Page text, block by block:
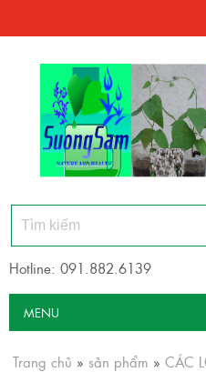
Hotline: 091.882.6139
MENU
Trang chủ » sản phẩm » CÁC